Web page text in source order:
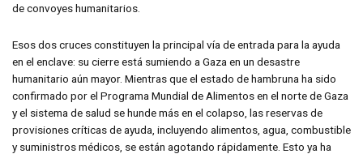
de convoyes humanitarios.
Esos dos cruces constituyen la principal vía de entrada para la ayuda
en el enclave: su cierre está sumiendo a Gaza en un desastre
humanitario aún mayor. Mientras que el estado de hambruna ha sido
confirmado por el Programa Mundial de Alimentos en el norte de Gaza
y el sistema de salud se hunde más en el colapso, las reservas de
provisiones críticas de ayuda, incluyendo alimentos, agua, combustible
y suministros médicos, se están agotando rápidamente. Esto ya ha